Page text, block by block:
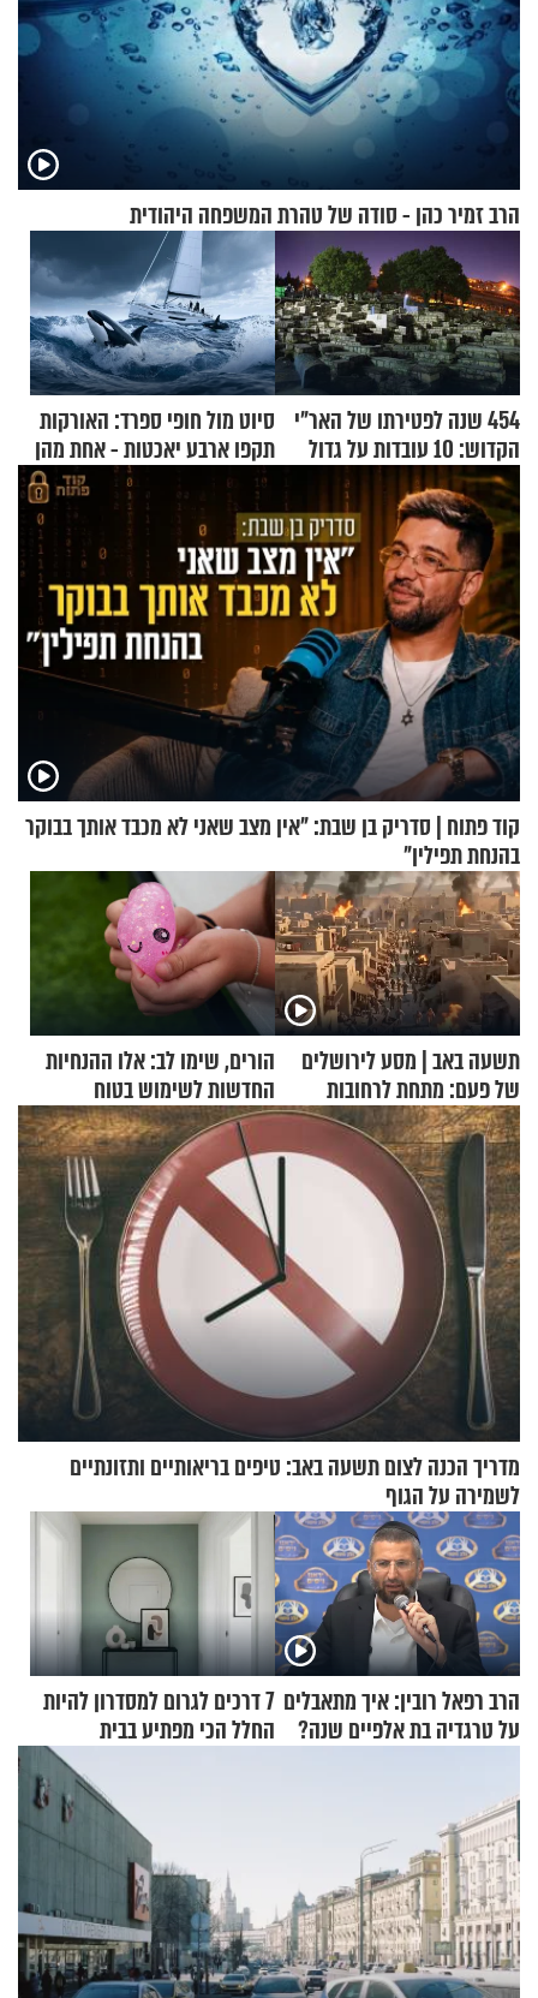
הרב זמיר כהן - סודה של טהרת המשפחה היהודית
454 שנה לפטירתו של האר"י
הקדוש: 10 עובדות על גדול
מקובלי צפת
סיוט מול חופי ספרד: האורקות
תקפו ארבע יאכטות - אחת מהן
טבעה
קוד פתוח | סדריק בן שבת: "אין מצב שאני לא מכבד אותך בבוקר
בהנחת תפילין"
תשעה באב | מסע לירושלים
של פעם: מתחת לרחובות
ירושלים
הורים, שימו לב: אלו ההנחיות
החדשות לשימוש בטוח
בסקווישי לאחר מקרי אשפוז
מדריך הכנה לצום תשעה באב: טיפים בריאותיים ותזונתיים
לשמירה על הגוף
הרב רפאל רובין: איך מתאבלים
על טרגדיה בת אלפיים שנה?
7 דרכים לגרום למסדרון להיות
החלל הכי מפתיע בבית